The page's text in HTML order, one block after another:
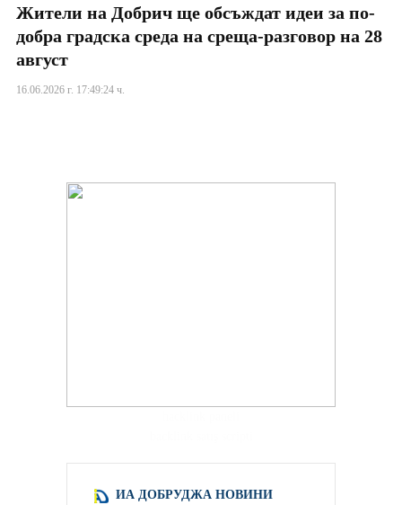
Жители на Добрич ще обсъждат идеи за по-
добра градска среда на среща-разговор на 28
август
16.06.2026 г. 17:49:24 ч.
ИА ДОБРУДЖА НОВИНИ